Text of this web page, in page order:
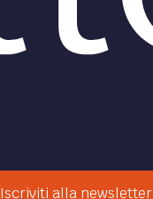
Iscriviti alla newsletter